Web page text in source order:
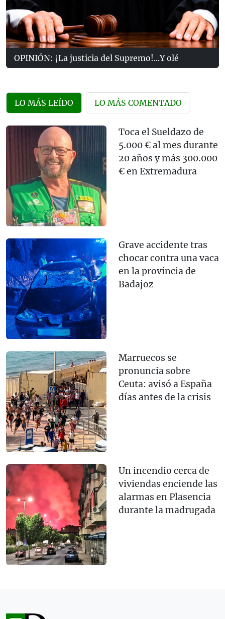
OPINIÓN: ¡La justicia del Supremo!...Y olé
LO MÁS LEÍDO LO MÁS COMENTADO
Toca el Sueldazo de
5.000 € al mes durante
20 años y más 300.000
€ en Extremadura
Grave accidente tras
chocar contra una vaca
en la provincia de
Badajoz
Marruecos se
pronuncia sobre
Ceuta: avisó a España
días antes de la crisis
Un incendio cerca de
viviendas enciende las
alarmas en Plasencia
durante la madrugada